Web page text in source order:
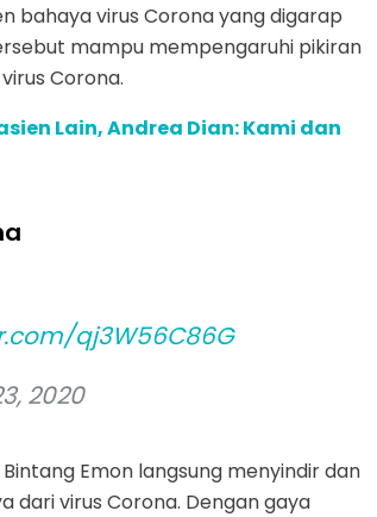
bahaya virus Corona yang digarap
mampu mempengaruhi pikiran
Corona.
Lain, Andrea Dian: Kami dan
qj3W56C86G
2020
Emon langsung menyindir dan
virus Corona. Dengan gaya